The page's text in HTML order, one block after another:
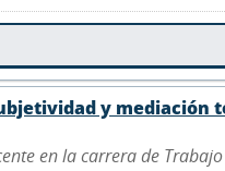
y mediación
en la carrera de